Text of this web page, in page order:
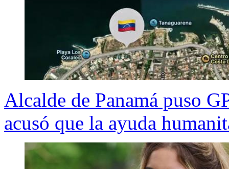
Alcalde de Panamá puso
acusó que la ayuda